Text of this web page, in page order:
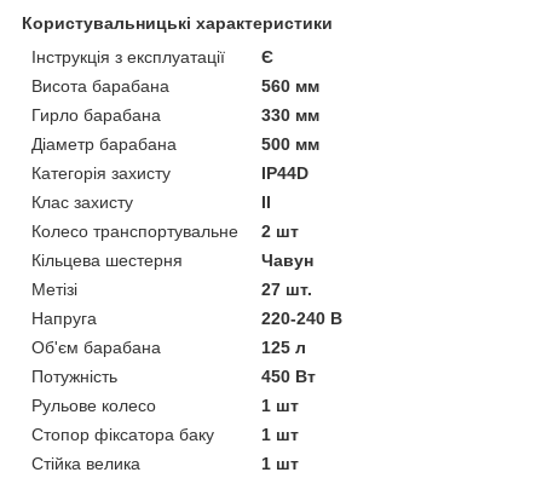
Користувальницькі характеристики
Інструкція з експлуатації
Є
Висота барабана
560 мм
Гирло барабана
330 мм
Діаметр барабана
500 мм
Категорія захисту
IP44D
Клас захисту
II
Колесо транспортувальне
2 шт
Кільцева шестерня
Чавун
Метізі
27 шт.
Напруга
220-240 В
Об'єм барабана
125 л
Потужність
450 Вт
Рульове колесо
1 шт
Стопор фіксатора баку
1 шт
Стійка велика
1 шт